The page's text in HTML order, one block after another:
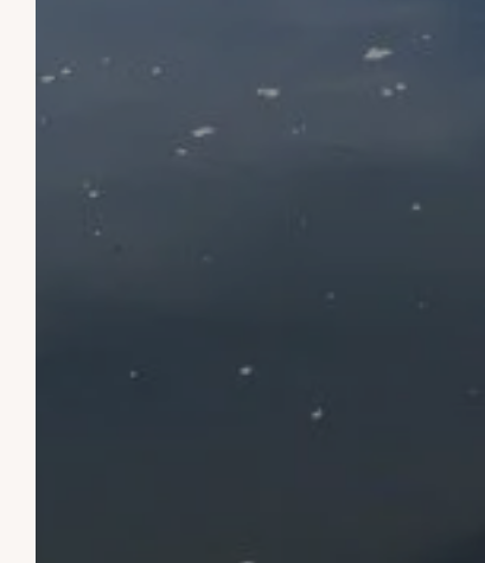
BIENVENIDO